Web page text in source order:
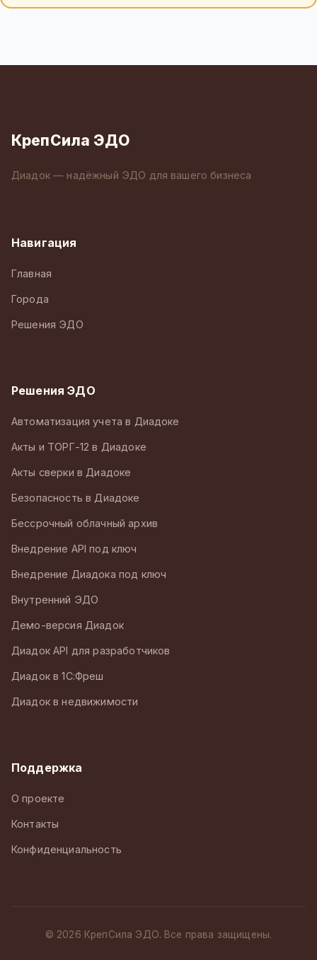
КрепСила ЭДО
Диадок — надёжный ЭДО для вашего бизнеса
Навигация
Главная
Города
Решения ЭДО
Решения ЭДО
Автоматизация учета в Диадоке
Акты и ТОРГ-12 в Диадоке
Акты сверки в Диадоке
Безопасность в Диадоке
Бессрочный облачный архив
Внедрение API под ключ
Внедрение Диадока под ключ
Внутренний ЭДО
Демо-версия Диадок
Диадок API для разработчиков
Диадок в 1С:Фреш
Диадок в недвижимости
Поддержка
О проекте
Контакты
Конфиденциальность
© 2026 КрепСила ЭДО. Все права защищены.